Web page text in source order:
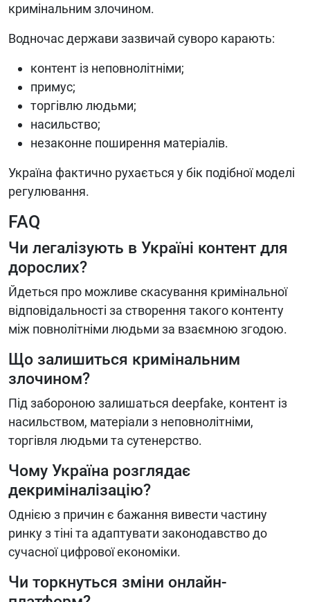
кримінальним злочином.
Водночас держави зазвичай суворо карають:
контент із неповнолітніми;
примус;
торгівлю людьми;
насильство;
незаконне поширення матеріалів.
Україна фактично рухається у бік подібної моделі
регулювання.
FAQ
Чи легалізують в Україні контент для
дорослих?
Йдеться про можливе скасування кримінальної
відповідальності за створення такого контенту
між повнолітніми людьми за взаємною згодою.
Що залишиться кримінальним
злочином?
Під забороною залишаться deepfake, контент із
насильством, матеріали з неповнолітніми,
торгівля людьми та сутенерство.
Чому Україна розглядає
декриміналізацію?
Однією з причин є бажання вивести частину
ринку з тіні та адаптувати законодавство до
сучасної цифрової економіки.
Чи торкнуться зміни онлайн-